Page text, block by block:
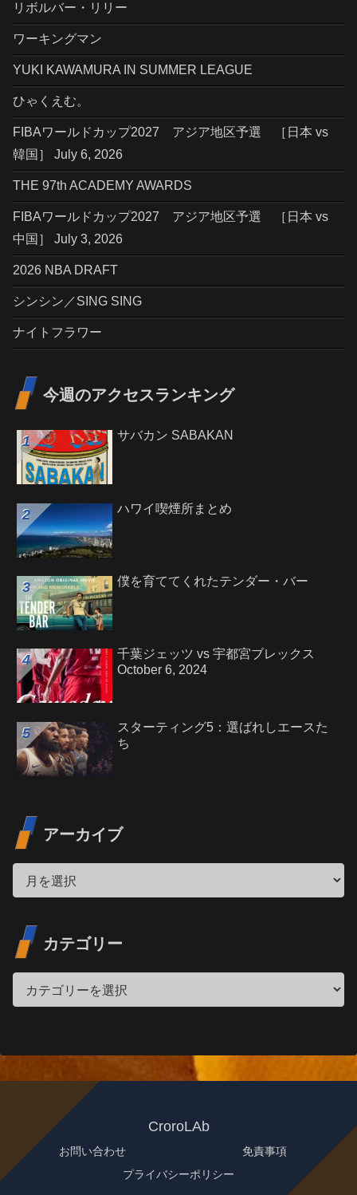
リボルバー・リリー
ワーキングマン
YUKI KAWAMURA IN SUMMER LEAGUE
ひゃくえむ。
FIBAワールドカップ2027 アジア地区予選 ［日本 vs
韓国］ July 6, 2026
THE 97th ACADEMY AWARDS
FIBAワールドカップ2027 アジア地区予選 ［日本 vs
中国］ July 3, 2026
2026 NBA DRAFT
シンシン／SING SING
ナイトフラワー
今週のアクセスランキング
サバカン SABAKAN
ハワイ喫煙所まとめ
僕を育ててくれたテンダー・バー
千葉ジェッツ vs 宇都宮ブレックス
October 6, 2024
スターティング5：選ばれしエースた
ち
アーカイブ
カテゴリー
CroroLAb
お問い合わせ
免責事項
プライバシーポリシー